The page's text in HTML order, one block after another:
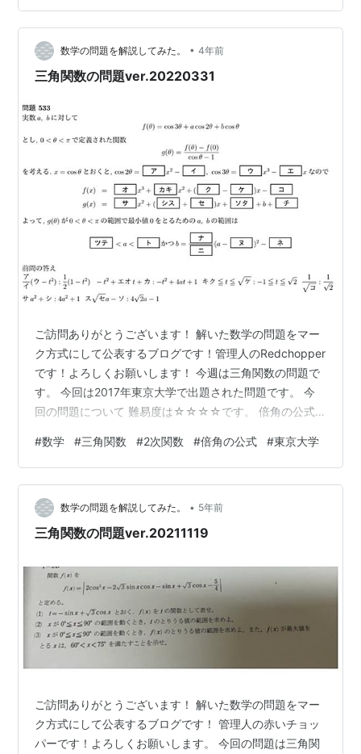
mathmatics.hatenablog.com 今回の問題の解説 三角関
数に関する最大・最小の問題の解き方は ・相互関係を使
ってまたはのみで表す ・三角関数の合成を使…
数学の問題を解説してみた。 • 4年前
三角関数の問題ver.20220331
ご訪問ありがとうございます！ 解いた数学の問題をマー
ク方式にして公表するブログです！管理人のRedchopper
です！よろしくお願いします！ 今週は三角関数の問題で
す。 今回は2017年東京大学で出題された問題です。 今
回の問題について 難易度は☆☆☆☆です。 倍角の公式
ないです。 難易度表記については以下の記事をご参照く
ださい。 red-red-chopper-
mathmatics.hatenablog.com 今回の問題の解説 、とも
の多項式で表すことができないかを考えます。 ですの
で、ともの多項式で表すことができそうです。 について
#数学 #三角関数 #2次関数 #倍角の公式 #東京大学
数学の問題を解説してみた。 • 5年前
三角関数の問題ver.20211119
ご訪問ありがとうございます！ 解いた数学の問題をマー
ク方式にして公表するブログです！ 管理人の赤いチョッ
パーです！よろしくお願いします。 今回の問題は三角関